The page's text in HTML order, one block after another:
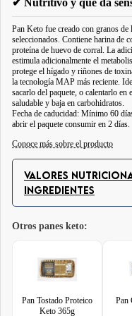
✔ Nutritivo y que da
Pan Keto fue creado con granos
seleccionados. Contiene harina de
proteína de huevo de corral. La
estimula adicionalmente el
protege el hígado y riñones de
la tecnología MAP más reciente.
sacarlo del paquete, o calentarlo
saludable y baja en carbohidratos.
Fecha de caducidad: Mínimo 60
abrir el paquete consumir en 2 días.
Conoce más sobre el producto
Creado con harinas y granos bajos
seleccionados. Rico en fibra y
gramos de carbohidratos netos
25. Consumido con moderación, no
tecnología MAP, lo que le confiere
tostadora.
VALORES
INGREDIENTES
Valores
Porción diaria:
Número de
Otros panes keto:
Pan Tostado Proteico
Keto 365g
Pan